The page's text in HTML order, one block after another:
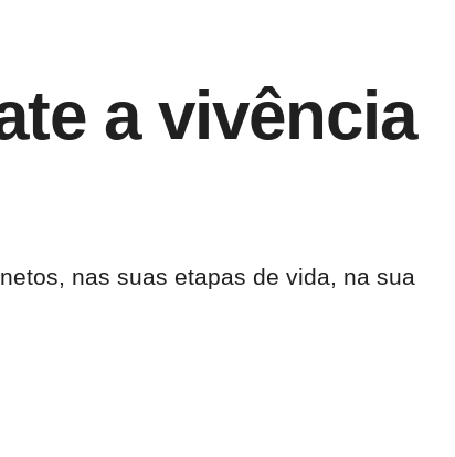
a vivência
nas suas etapas de vida, na sua